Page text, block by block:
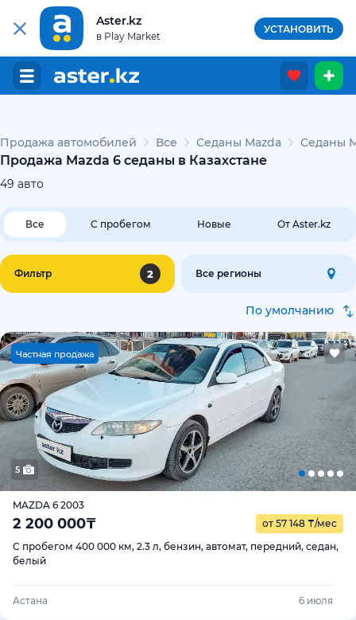
Aster.kz
в Play Market
УСТАНОВИТЬ
Продажа автомобилей Все Седаны Mazda Седаны
Продажа Mazda 6 седаны в Казахстане
49 авто
Все С пробегом Новые От Aster.kz
Фильтр 2 Все регионы
По умолчанию
Частная продажа
5
MAZDA 6 2003
2 200 000₸ от 57 148 ₸/мес
С пробегом 400 000 км, 2.3 л, бензин, автомат, передний, седан,
белый
Астана 6 июля